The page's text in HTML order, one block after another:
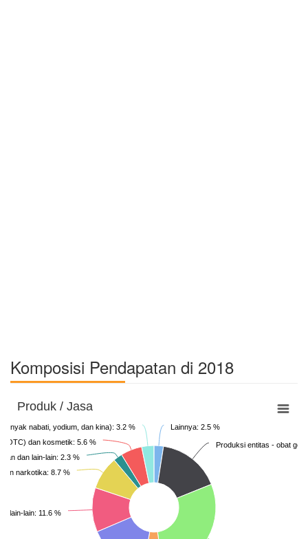
Komposisi Pendapatan di 2018
Produk / Jasa
Lainnya: 2.5 %
Produksi entitas - obat
lain-lain: 11.6 %
narkotika: 8.7 %
dan lain-lain: 2.3 %
(OTC) dan kosmetik: 5.6 %
nabati, yodium, dan kina): 3.2 %